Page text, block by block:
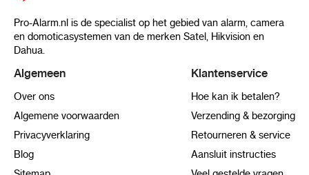
Pro-Alarm.nl is de specialist op het gebied van alarm, camera
en domoticasystemen van de merken Satel, Hikvision en
Dahua.
Algemeen
Over ons
Algemene voorwaarden
Privacyverklaring
Blog
Klantenservice
Hoe kan ik betalen?
Verzending & bezorging
Retourneren & service
Aansluit instructies